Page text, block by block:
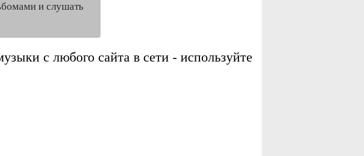
и слушать
с любого сайта в сети - используйте